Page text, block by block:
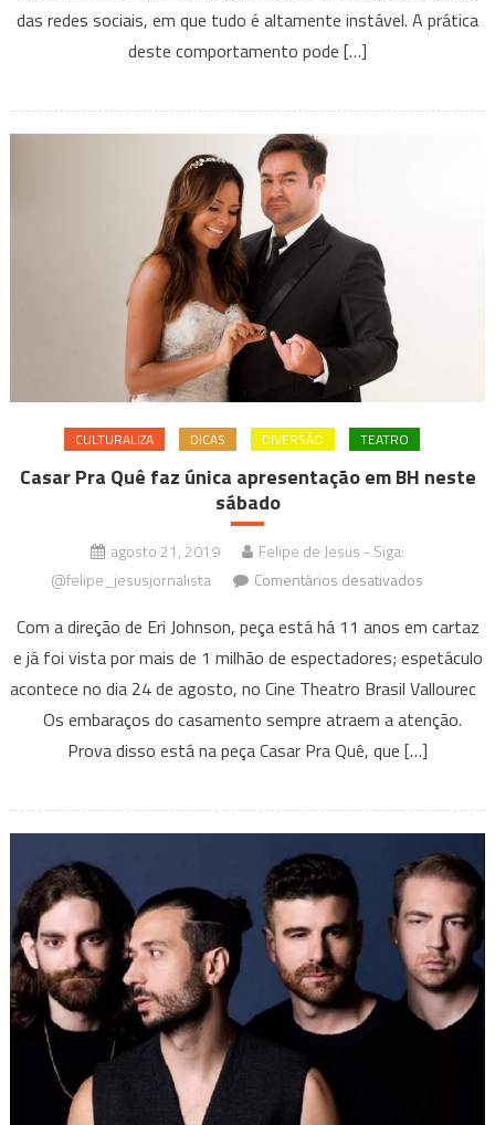
impacto
das redes sociais, em que tudo é altamente instável. A prática
deste comportamento pode […]
CULTURALIZA DICAS DIVERSÃO TEATRO
Casar Pra Quê faz única apresentação em BH neste
sábado
agosto 21, 2019
Felipe de Jesus - Siga:
@felipe_jesusjornalista
Comentários desativadosem
Pra
Quê
faz
única
neste
sábado
Com a direção de Eri Johnson, peça está há 11 anos em cartaz
e já foi vista por mais de 1 milhão de espectadores; espetáculo
acontece no dia 24 de agosto, no Cine Theatro Brasil Vallourec
Os embaraços do casamento sempre atraem a atenção.
Prova disso está na peça Casar Pra Quê, que […]